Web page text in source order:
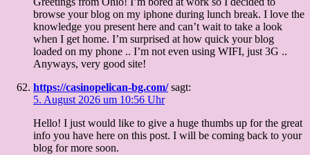
browse your blog on my iphone during lunch break. I love the
knowledge you present here and can’t wait to take a look
when I get home. I’m surprised at how quick your blog
loaded on my phone .. I’m not even using WIFI, just 3G ..
Anyways, very good site!
https://casinopelican-bg.com/ sagt:
5. August 2026 um 10:56 Uhr
Hello! I just would like to give a huge thumbs up for the great
info you have here on this post. I will be coming back to your
blog for more soon.